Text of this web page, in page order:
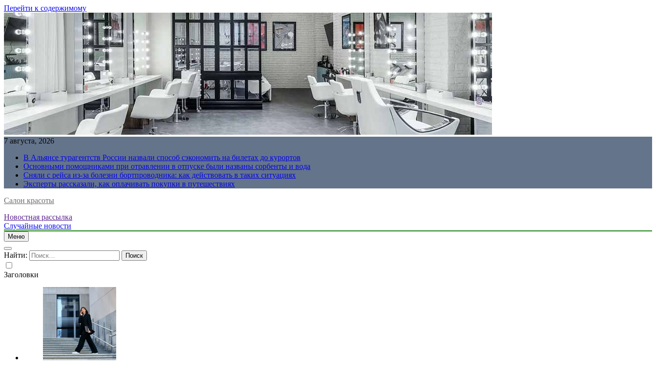
Перейти к содержимому
7 августа, 2026
В Альянсе турагентств России назвали способ сэкономить на билетах до курортов
Основными помощниками при отравлении в отпуске были названы сорбенты и вода
Сняли с рейса из-за болезни бортпроводника: как действовать в таких ситуациях
Эксперты рассказали, как оплачивать покупки в путешествиях
Салон красоты
Новостная рассылка
Случайные новости
Меню
Найти:
Заголовки